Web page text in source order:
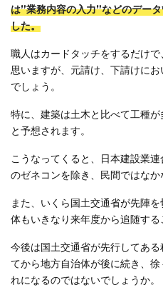
は”業務内容の入力”などのデー
した。
職人はカードタッチをするだけ
思いますが、元請け、下請けに
でしょう。
特に、建築は土木と比べて工種
と予想されます。
こうなってくると、日本建設業
のゼネコンを除き、民間ではなか
また、いくら国土交通省が先陣
体もいきなり来年度から追随する
今後は国土交通省が先行してあ
てから地方自治体が後に続き、
れになるのではないでしょうか。